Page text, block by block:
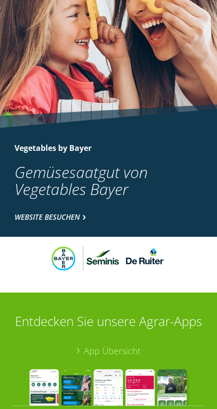
Vegetables by Bayer
Gemüsesaatgut von
Vegetables Bayer
WEBSITE BESUCHEN
Entdecken Sie unsere Agrar-Apps
App Übersicht